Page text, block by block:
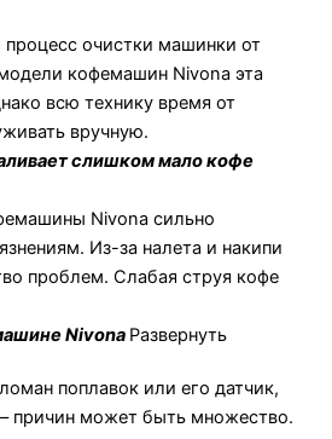
процесс очистки машинки от
кофемашин Nivona эта
всю технику время от
вручную.
слишком мало кофе
Nivona сильно
Из-за налета и накипи
проблем. Слабая струя кофе
Nivona Развернуть
поплавок или его датчик,
причин может быть множество.